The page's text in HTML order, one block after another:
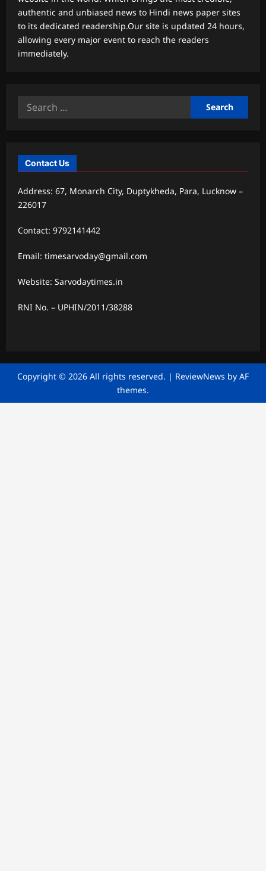
authentic and unbiased news to Hindi news paper sites
to its dedicated readership.Our site is updated 24 hours,
allowing every major event to reach the readers
immediately.
Search
Contact Us
Address: 67, Monarch City, Duptykheda, Para, Lucknow –
226017
Contact: 9792141442
Email: timesarvoday@gmail.com
Website: Sarvodaytimes.in
RNI No. – UPHIN/2011/38288
Copyright © 2026 All rights reserved. | ReviewNews by AF
themes.